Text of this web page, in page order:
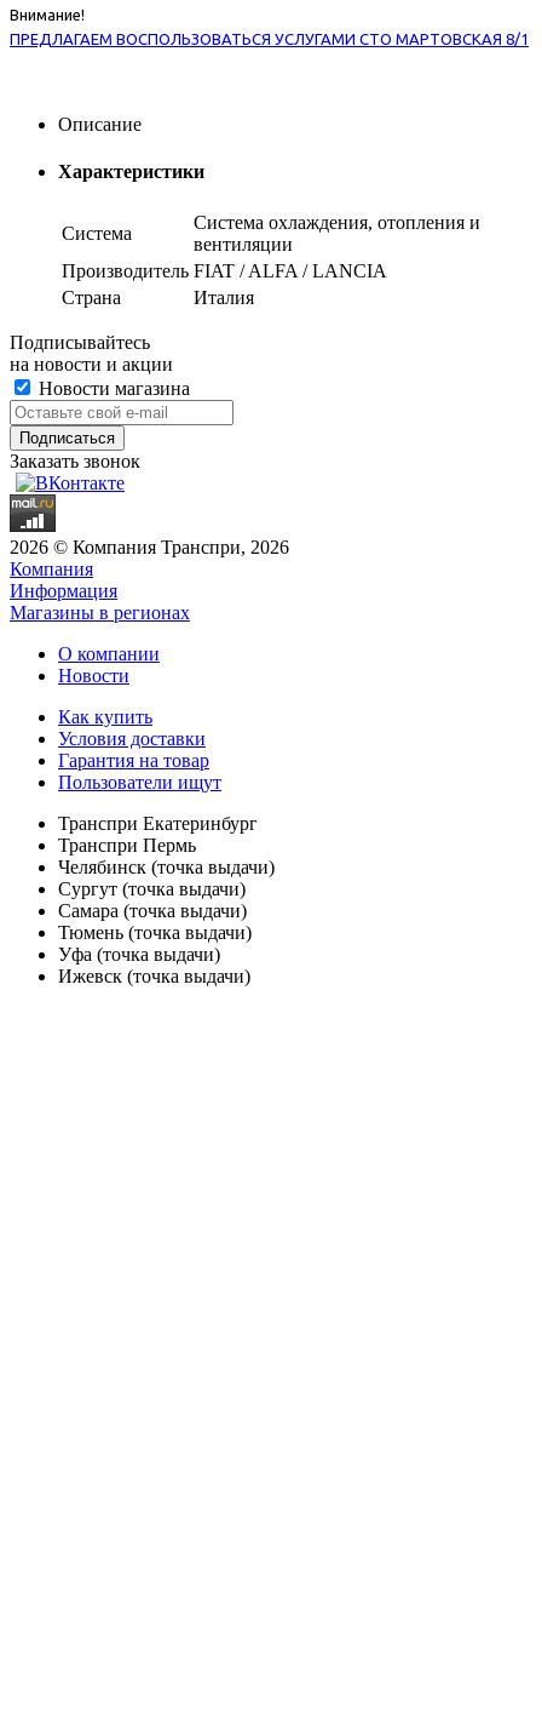
Внимание!
ПРЕДЛАГАЕМ ВОСПОЛЬЗОВАТЬСЯ УСЛУГАМИ СТО МАРТОВСКАЯ 8/1
Описание
Характеристики
Система
Система охлаждения, отопления и
вентиляции
Производитель FIAT / ALFA / LANCIA
Страна
Италия
Подписывайтесь
на новости и акции
Новости магазина
Заказать звонок
2026 © Компания Транспри, 2026
Компания
Информация
Магазины в регионах
О компании
Новости
Как купить
Условия доставки
Гарантия на товар
Пользователи ищут
Транспри Екатеринбург
Транспри Пермь
Челябинск (точка выдачи)
Сургут (точка выдачи)
Самара (точка выдачи)
Тюмень (точка выдачи)
Уфа (точка выдачи)
Ижевск (точка выдачи)